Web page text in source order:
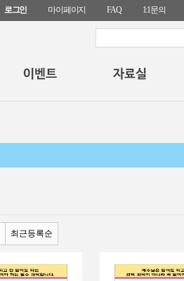
로그인 마이페이지 FAQ 1:1문의
최근등록순